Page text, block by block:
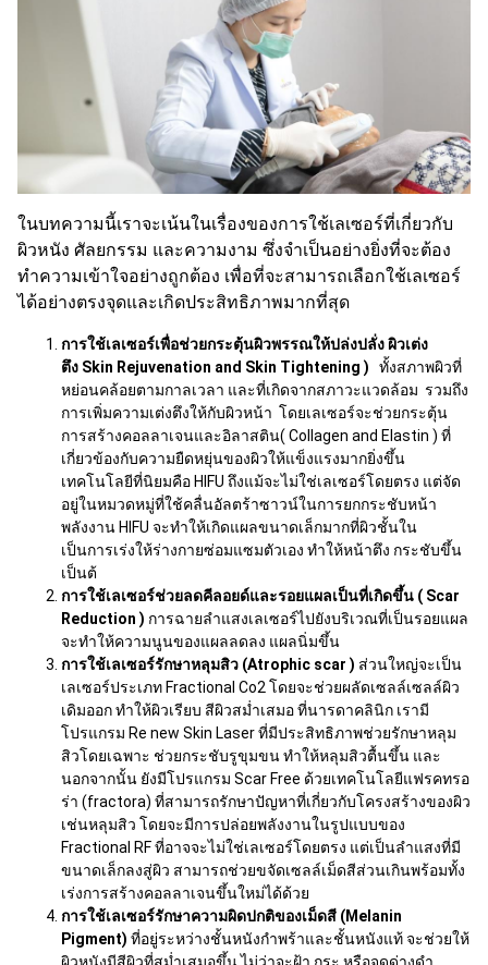
ในบทความนี้เราจะเน้นในเรื่องของการใช้เลเซอร์ที่เกี่ยวกับ
ผิวหนัง ศัลยกรรม และความงาม ซึ่งจำเป็นอย่างยิ่งที่จะต้อง
ทำความเข้าใจอย่างถูกต้อง เพื่อที่จะสามารถเลือกใช้เลเซอร์
ได้อย่างตรงจุดและเกิดประสิทธิภาพมากที่สุด
การใช้เลเซอร์เพื่อช่วยกระตุ้นผิวพรรณให้ปล่งปลั่ง ผิวเต่ง
ตึง Skin Rejuvenation and Skin Tightening )
ทั้งสภาพผิวที่
หย่อนคล้อยตามกาลเวลา และที่เกิดจากสภาวะแวดล้อม รวมถึง
การเพิ่มความเต่งตึงให้กับผิวหน้า โดยเลเซอร์จะช่วยกระตุ้น
การสร้างคอลลาเจนและอิลาสติน( Collagen and Elastin ) ที่
เกี่ยวข้องกับความยืดหยุ่นของผิวให้แข็งแรงมากยิ่งขึ้น
เทคโนโลยีที่นิยมคือ HIFU ถึงแม้จะไม่ใช่เลเซอร์โดยตรง แต่จัด
อยู่ในหมวดหมู่ที่ใช้คลื่นอัลตร้าซาวน์ในการยกกระชับหน้า
พลังงาน HIFU จะทำให้เกิดแผลขนาดเล็กมากที่ผิวชั้นใน
เป็นการเร่งให้ร่างกายซ่อมแซมตัวเอง ทำให้หน้าตึง กระชับขึ้น
เป็นต้
การใช้เลเซอร์ช่วยลดคีลอยด์และรอยแผลเป็นที่เกิดขึ้น ( Scar
Reduction ) การฉายลำแสงเลเซอร์ไปยังบริเวณที่เป็นรอยแผล
จะทำให้ความนูนของแผลลดลง แผลนิ่มขึ้น
การใช้เลเซอร์รักษาหลุมสิว (Atrophic scar ) ส่วนใหญ่จะเป็น
เลเซอร์ประเภท Fractional Co2 โดยจะช่วยผลัดเซลล์เซลล์ผิว
เดิมออก ทำให้ผิวเรียบ สีผิวสม่ำเสมอ ที่นารดาคลินิก เรามี
โปรแกรม Re new Skin Laser ที่มีประสิทธิภาพช่วยรักษาหลุม
สิวโดยเฉพาะ ช่วยกระชับรูขุมขน ทำให้หลุมสิวตื้นขึ้น และ
นอกจากนั้น ยังมีโปรแกรม Scar Free ด้วยเทคโนโลยีแฟรคทรอ
ร่า (fractora) ที่สามารถรักษาปัญหาที่เกี่ยวกับโครงสร้างของผิว
เช่นหลุมสิว โดยจะมีการปล่อยพลังงานในรูปแบบของ
Fractional RF ที่อาจจะไม่ใช่เลเซอร์โดยตรง แต่เป็นลำแสงที่มี
ขนาดเล็กลงสู่ผิว สามารถช่วยขจัดเซลล์เม็ดสีส่วนเกินพร้อมทั้ง
เร่งการสร้างคอลลาเจนขึ้นใหม่ได้ด้วย
การใช้เลเซอร์รักษาความผิดปกติของเม็ดสี (Melanin
Pigment) ที่อยู่ระหว่างชั้นหนังกำพร้าและชั้นหนังแท้ จะช่วยให้